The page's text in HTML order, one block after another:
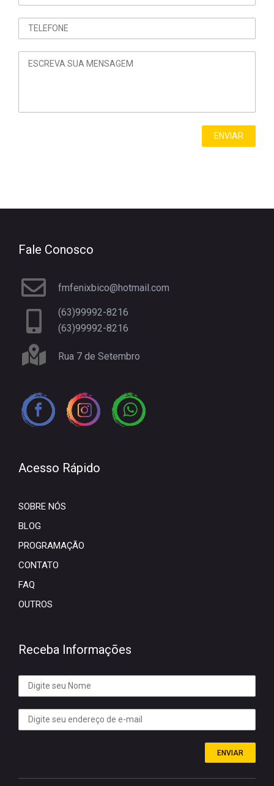
Fale Conosco
fmfenixbico@hotmail.com
(63)99992-8216
(63)99992-8216
Rua 7 de Setembro
Acesso Rápido
SOBRE NÓS
BLOG
PROGRAMAÇÃO
CONTATO
FAQ
OUTROS
Receba Informações
ENVIAR